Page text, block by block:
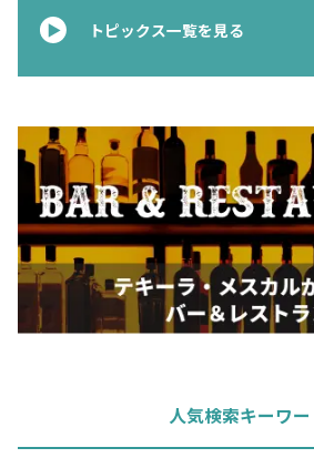
トピックス一覧を見る
人気検索キーワ